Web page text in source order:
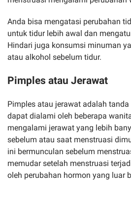
Anda bisa mengatasi perubahan
untuk tidur lebih awal dan
Hindari juga konsumsi minuman
atau alkohol sebelum tidur.
Pimples atau Jerawat
Pimples atau jerawat adalah
dapat dialami oleh beberapa
mengalami jerawat yang lebih
sebelum atau saat menstruasi
ini bermunculan sebelum
memudar setelah menstruasi
oleh perubahan hormon yang luar